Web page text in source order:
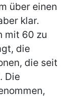
über einen
klar.
mit 60 zu
die
die seit
Die